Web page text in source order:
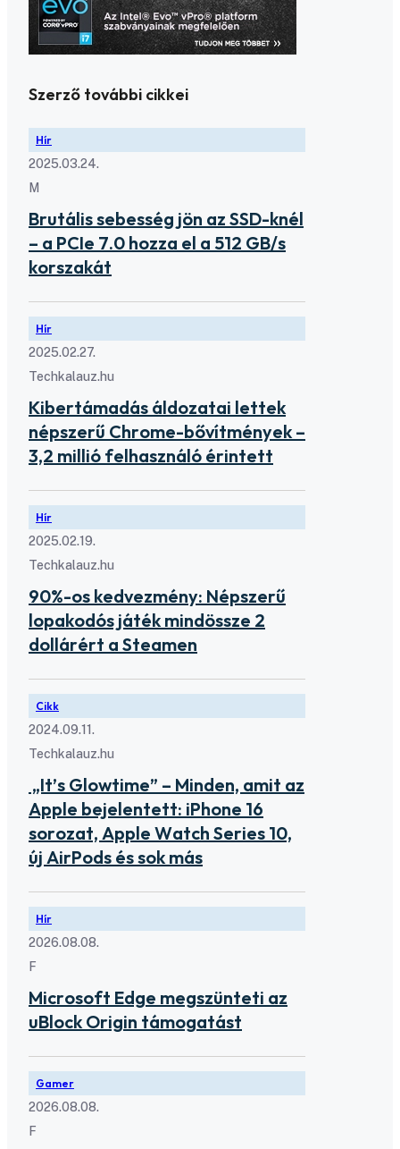
Szerző további cikkei
Hír
2025.03.24.
M
Brutális sebesség jön az SSD-knél
– a PCIe 7.0 hozza el a 512 GB/s
korszakát
Hír
2025.02.27.
Techkalauz.hu
Kibertámadás áldozatai lettek
népszerű Chrome-bővítmények –
3,2 millió felhasználó érintett
Hír
2025.02.19.
Techkalauz.hu
90%-os kedvezmény: Népszerű
lopakodós játék mindössze 2
dollárért a Steamen
Cikk
2024.09.11.
Techkalauz.hu
„It’s Glowtime” – Minden, amit az
Apple bejelentett: iPhone 16
sorozat, Apple Watch Series 10,
új AirPods és sok más
Hír
2026.08.08.
F
Microsoft Edge megszünteti az
uBlock Origin támogatást
Gamer
2026.08.08.
F